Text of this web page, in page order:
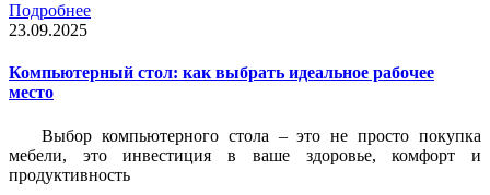
Подробнее
23.09.2025
Компьютерный стол: как выбрать идеальное рабочее
место
Выбор компьютерного стола – это не просто покупка
мебели, это инвестиция в ваше здоровье, комфорт и
продуктивность